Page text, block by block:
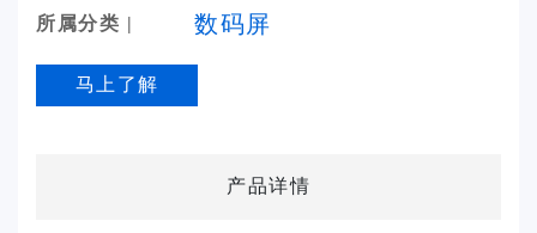
所属分类 | 数码屏
马上了解
产品详情